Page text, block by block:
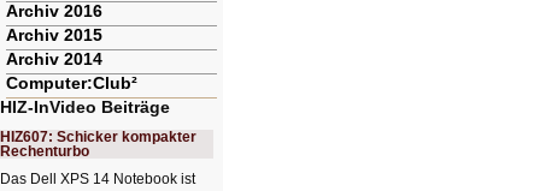
Archiv 2016
Archiv 2015
Archiv 2014
Computer:Club²
HIZ-InVideo Beiträge
HIZ607: Schicker kompakter
Rechenturbo
Das Dell XPS 14 Notebook ist